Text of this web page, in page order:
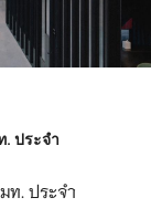
ประจำ
ท. ประจำ